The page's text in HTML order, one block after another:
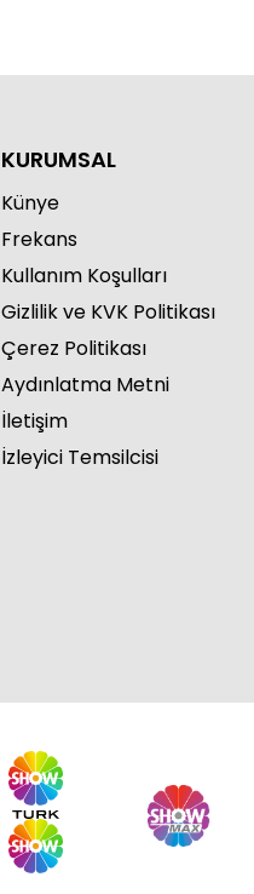
KURUMSAL
Künye
Frekans
Kullanım Koşulları
Gizlilik ve KVK Politikası
Çerez Politikası
Aydınlatma Metni
İletişim
İzleyici Temsilcisi